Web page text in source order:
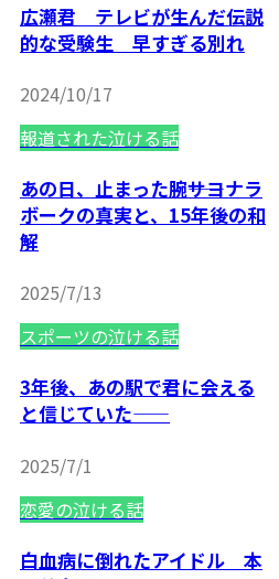
広瀬君 テレビが生んだ伝説
的な受験生 早すぎる別れ
2024/10/17
報道された泣ける話
あの日、止まった腕――サヨナラ
ボークの真実と、15年後の和
解
2025/7/13
スポーツの泣ける話
3年後、あの駅で君に会える
と信じていた——
2025/7/1
恋愛の泣ける話
白血病に倒れたアイドル 本